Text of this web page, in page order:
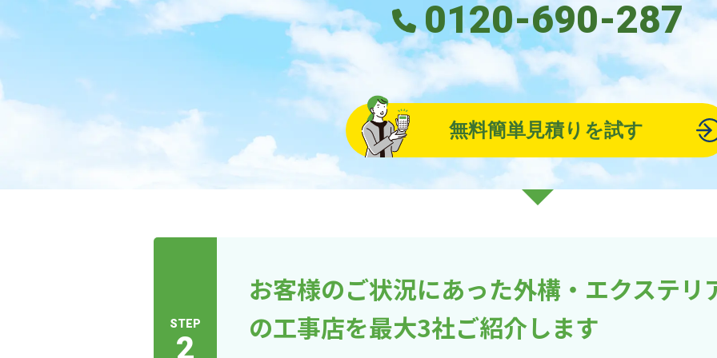
0120-690-287
無料簡単見積りを試す
STEP
2
お客様のご状況にあった外構・エクステリ
の工事店を最大3社ご紹介します